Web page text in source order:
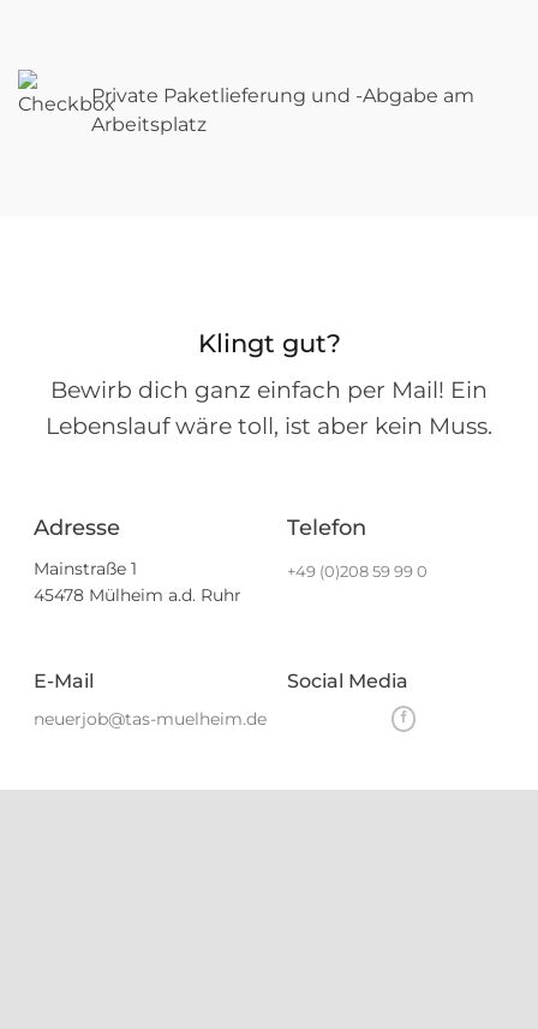
Private Paketlieferung und -Abgabe am
Arbeitsplatz
Klingt gut?
Bewirb dich ganz einfach per Mail! Ein
Lebenslauf wäre toll, ist aber kein Muss.
Adresse
Mainstraße 1
45478 Mülheim a.d. Ruhr
Telefon
+49 (0)208 59 99 0
E-Mail
neuerjob@tas-muelheim.de
Social Media